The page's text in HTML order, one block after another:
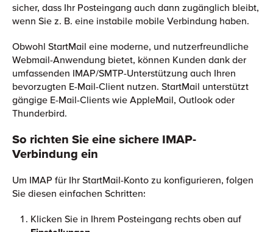
sicher, dass Ihr Posteingang auch dann zugänglich bleibt,
wenn Sie z. B. eine instabile mobile Verbindung haben.
Obwohl StartMail eine moderne, und nutzerfreundliche
Webmail-Anwendung bietet, können Kunden dank der
umfassenden IMAP/SMTP-Unterstützung auch Ihren
bevorzugten E-Mail-Client nutzen. StartMail unterstützt
gängige E-Mail-Clients wie AppleMail, Outlook oder
Thunderbird.
So richten Sie eine sichere IMAP-
Verbindung ein
Um IMAP für Ihr StartMail-Konto zu konfigurieren, folgen
Sie diesen einfachen Schritten:
Klicken Sie in Ihrem Posteingang rechts oben auf